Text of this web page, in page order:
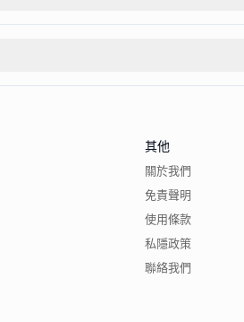
其他
關於我們
免責聲明
使用條款
私隱政策
聯絡我們